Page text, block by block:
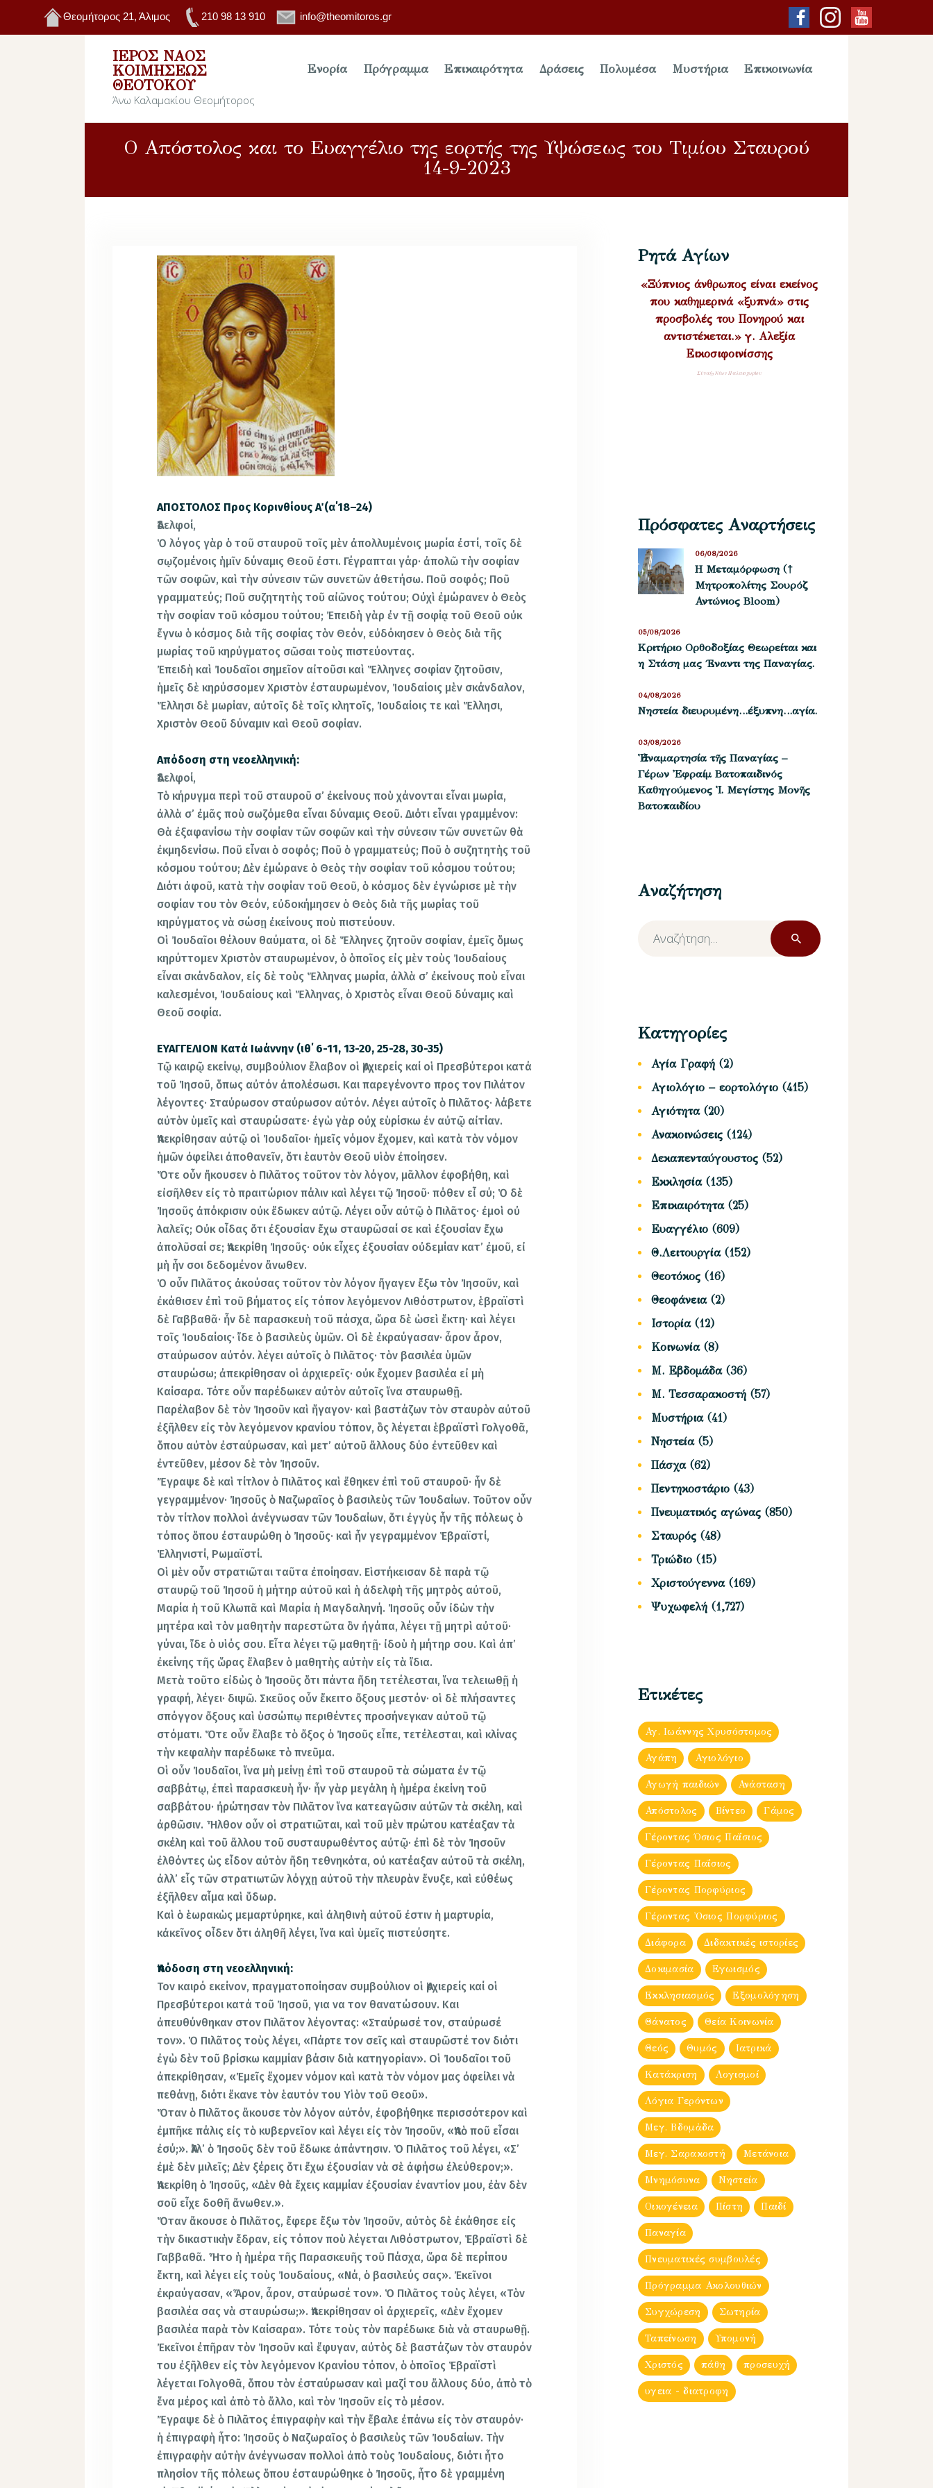
Θεομήτορος 21, Άλιμος 210 98 13 910 info@theomitoros.gr
ΙΕΡΌΣ ΝΑΌΣ
ΚΟΙΜΉΣΕΩΣ
ΘΕΟΤΌΚΟΥ
Άνω Καλαμακίου Θεομήτορος
Ενορία Πρόγραμμα Επικαιρότητα Δράσεις Πολυμέσα Μυστήρια Επικοινωνία
Ο Απόστολος και το Ευαγγέλιο της εορτής της Υψώσεως του Τιμίου Σταυρού
14-9-2023
ΑΠΟΣΤΟΛΟΣ Προς Κορινθίους Α΄ (α΄18–24)
Ἀδελφοί,
Ὁ λόγος γὰρ ὁ τοῦ σταυροῦ τοῖς μὲν ἀπολλυμένοις μωρία ἐστί, τοῖς δὲ
σῳζομένοις ἡμῖν δύναμις Θεοῦ ἐστι. Γέγραπται γάρ· ἀπολῶ τὴν σοφίαν
τῶν σοφῶν, καὶ τὴν σύνεσιν τῶν συνετῶν ἀθετήσω. Ποῦ σοφός; Ποῦ
γραμματεύς; Ποῦ συζητητὴς τοῦ αἰῶνος τούτου; Οὐχὶ ἐμώρανεν ὁ Θεὸς
τὴν σοφίαν τοῦ κόσμου τούτου; Ἐπειδὴ γὰρ ἐν τῇ σοφίᾳ τοῦ Θεοῦ οὐκ
ἔγνω ὁ κόσμος διὰ τῆς σοφίας τὸν Θεόν, εὐδόκησεν ὁ Θεὸς διὰ τῆς
μωρίας τοῦ κηρύγματος σῶσαι τοὺς πιστεύοντας.
Ἐπειδὴ καὶ Ἰουδαῖοι σημεῖον αἰτοῦσι καὶ Ἕλληνες σοφίαν ζητοῦσιν,
ἡμεῖς δὲ κηρύσσομεν Χριστὸν ἐσταυρωμένον, Ἰουδαίοις μὲν σκάνδαλον,
Ἕλλησι δὲ μωρίαν, αὐτοῖς δὲ τοῖς κλητοῖς, Ἰουδαίοις τε καὶ Ἕλλησι,
Χριστὸν Θεοῦ δύναμιν καὶ Θεοῦ σοφίαν.
Απόδοση στη νεοελληνική:
Ἀδελφοί,
Τὸ κήρυγμα περὶ τοῦ σταυροῦ σ’ ἐκείνους ποὺ χάνονται εἶναι μωρία,
ἀλλὰ σ’ ἐμᾶς ποὺ σωζόμεθα εἶναι δύναμις Θεοῦ. Διότι εἶναι γραμμένον:
Θὰ ἐξαφανίσω τὴν σοφίαν τῶν σοφῶν καὶ τὴν σύνεσιν τῶν συνετῶν θὰ
ἐκμηδενίσω. Ποῦ εἶναι ὁ σοφός; Ποῦ ὁ γραμματεύς; Ποῦ ὁ συζητητὴς τοῦ
κόσμου τούτου; Δὲν ἐμώρανε ὁ Θεὸς τὴν σοφίαν τοῦ κόσμου τούτου;
Διότι ἀφοῦ, κατὰ τὴν σοφίαν τοῦ Θεοῦ, ὁ κόσμος δὲν ἐγνώρισε μὲ τὴν
σοφίαν του τὸν Θεόν, εὐδοκήμησεν ὁ Θεὸς διὰ τῆς μωρίας τοῦ
κηρύγματος νὰ σώσῃ ἐκείνους ποὺ πιστεύουν.
Οἱ Ἰουδαῖοι θέλουν θαύματα, οἱ δὲ Ἕλληνες ζητοῦν σοφίαν, ἐμεῖς ὅμως
κηρύττομεν Χριστὸν σταυρωμένον, ὁ ὁποῖος εἰς μὲν τοὺς Ἰουδαίους
εἶναι σκάνδαλον, εἰς δὲ τοὺς Ἕλληνας μωρία, ἀλλὰ σ’ ἐκείνους ποὺ εἶναι
καλεσμένοι, Ἰουδαίους καὶ Ἕλληνας, ὁ Χριστὸς εἶναι Θεοῦ δύναμις καὶ
Θεοῦ σοφία.
ΕΥΑΓΓΕΛΙΟΝ Κατά Ιωάννην (ιθ΄ 6-11, 13-20, 25-28, 30-35)
Τῷ καιρῷ εκείνῳ, συμβούλιον ἔλαβον οἱ Ἀρχιερείς καί οἱ Πρεσβύτεροι κατά
τοῦ Ἰησοῦ, ὅπως αὐτόν ἀπολέσωσι. Και παρεγένοντο προς τον Πιλάτον
λέγοντες· Σταύρωσον σταύρωσον αὐτόν. Λέγει αὐτοῖς ὁ Πιλᾶτος· λάβετε
αὐτὸν ὑμεῖς καὶ σταυρώσατε· ἐγὼ γὰρ οὐχ εὑρίσκω ἐν αὐτῷ αἰτίαν.
Ἀπεκρίθησαν αὐτῷ οἱ Ἰουδαῖοι· ἡμεῖς νόμον ἔχομεν, καὶ κατὰ τὸν νόμον
ἡμῶν ὀφείλει ἀποθανεῖν, ὅτι ἑαυτὸν Θεοῦ υἱὸν ἐποίησεν.
Ὅτε οὖν ἤκουσεν ὁ Πιλᾶτος τοῦτον τὸν λόγον, μᾶλλον ἐφοβήθη, καὶ
εἰσῆλθεν εἰς τὸ πραιτώριον πάλιν καὶ λέγει τῷ Ἰησοῦ· πόθεν εἶ σύ; Ὁ δὲ
Ἰησοῦς ἀπόκρισιν οὐκ ἔδωκεν αὐτῷ. Λέγει οὖν αὐτῷ ὁ Πιλᾶτος· ἐμοὶ οὐ
λαλεῖς; Οὐκ οἶδας ὅτι ἐξουσίαν ἔχω σταυρῶσαί σε καὶ ἐξουσίαν ἔχω
ἀπολῦσαί σε; Ἀπεκρίθη Ἰησοῦς· οὐκ εἶχες ἐξουσίαν οὐδεμίαν κατ’ ἐμοῦ, εἰ
μὴ ἦν σοι δεδομένον ἄνωθεν.
Ὁ οὖν Πιλᾶτος ἀκούσας τοῦτον τὸν λόγον ἤγαγεν ἔξω τὸν Ἰησοῦν, καὶ
ἐκάθισεν ἐπὶ τοῦ βήματος εἰς τόπον λεγόμενον Λιθόστρωτον, ἑβραϊστὶ
δὲ Γαββαθᾶ· ἦν δὲ παρασκευὴ τοῦ πάσχα, ὥρα δὲ ὡσεὶ ἕκτη· καὶ λέγει
τοῖς Ἰουδαίοις· ἴδε ὁ βασιλεὺς ὑμῶν. Οἱ δὲ ἐκραύγασαν· ἆρον ἆρον,
σταύρωσον αὐτόν. λέγει αὐτοῖς ὁ Πιλᾶτος· τὸν βασιλέα ὑμῶν
σταυρώσω; ἀπεκρίθησαν οἱ ἀρχιερεῖς· οὐκ ἔχομεν βασιλέα εἰ μὴ
Καίσαρα. Τότε οὖν παρέδωκεν αὐτὸν αὐτοῖς ἵνα σταυρωθῇ.
Παρέλαβον δὲ τὸν Ἰησοῦν καὶ ἤγαγον· καὶ βαστάζων τὸν σταυρὸν αὐτοῦ
ἐξῆλθεν εἰς τὸν λεγόμενον κρανίου τόπον, ὃς λέγεται ἑβραϊστὶ Γολγοθᾶ,
ὅπου αὐτὸν ἐσταύρωσαν, καὶ μετ’ αὐτοῦ ἄλλους δύο ἐντεῦθεν καὶ
ἐντεῦθεν, μέσον δὲ τὸν Ἰησοῦν.
Ἔγραψε δὲ καὶ τίτλον ὁ Πιλᾶτος καὶ ἔθηκεν ἐπὶ τοῦ σταυροῦ· ἦν δὲ
γεγραμμένον· Ἰησοῦς ὁ Ναζωραῖος ὁ βασιλεὺς τῶν Ἰουδαίων. Τοῦτον οὖν
τὸν τίτλον πολλοὶ ἀνέγνωσαν τῶν Ἰουδαίων, ὅτι ἐγγὺς ἦν τῆς πόλεως ὁ
τόπος ὅπου ἐσταυρώθη ὁ Ἰησοῦς· καὶ ἦν γεγραμμένον Ἑβραϊστί,
Ἑλληνιστί, Ρωμαϊστί.
Οἱ μὲν οὖν στρατιῶται ταῦτα ἐποίησαν. Εἱστήκεισαν δὲ παρὰ τῷ
σταυρῷ τοῦ Ἰησοῦ ἡ μήτηρ αὐτοῦ καὶ ἡ ἀδελφὴ τῆς μητρὸς αὐτοῦ,
Μαρία ἡ τοῦ Κλωπᾶ καὶ Μαρία ἡ Μαγδαληνή. Ἰησοῦς οὖν ἰδὼν τὴν
μητέρα καὶ τὸν μαθητὴν παρεστῶτα ὃν ἠγάπα, λέγει τῇ μητρὶ αὐτοῦ·
γύναι, ἴδε ὁ υἱός σου. Εἶτα λέγει τῷ μαθητῇ· ἰδοὺ ἡ μήτηρ σου. Καὶ ἀπ’
ἐκείνης τῆς ὥρας ἔλαβεν ὁ μαθητὴς αὐτὴν εἰς τὰ ἴδια.
Μετὰ τοῦτο εἰδὼς ὁ Ἰησοῦς ὅτι πάντα ἤδη τετέλεσται, ἵνα τελειωθῇ ἡ
γραφή, λέγει· διψῶ. Σκεῦος οὖν ἔκειτο ὄξους μεστόν· οἱ δὲ πλήσαντες
σπόγγον ὄξους καὶ ὑσσώπῳ περιθέντες προσήνεγκαν αὐτοῦ τῷ
στόματι. Ὅτε οὖν ἔλαβε τὸ ὄξος ὁ Ἰησοῦς εἶπε, τετέλεσται, καὶ κλίνας
τὴν κεφαλὴν παρέδωκε τὸ πνεῦμα.
Οἱ οὖν Ἰουδαῖοι, ἵνα μὴ μείνῃ ἐπὶ τοῦ σταυροῦ τὰ σώματα ἐν τῷ
σαββάτῳ, ἐπεὶ παρασκευὴ ἦν· ἦν γὰρ μεγάλη ἡ ἡμέρα ἐκείνη τοῦ
σαββάτου· ἠρώτησαν τὸν Πιλᾶτον ἵνα κατεαγῶσιν αὐτῶν τὰ σκέλη, καὶ
ἀρθῶσιν. Ἦλθον οὖν οἱ στρατιῶται, καὶ τοῦ μὲν πρώτου κατέαξαν τὰ
σκέλη καὶ τοῦ ἄλλου τοῦ συσταυρωθέντος αὐτῷ· ἐπὶ δὲ τὸν Ἰησοῦν
ἐλθόντες ὡς εἶδον αὐτὸν ἤδη τεθνηκότα, οὐ κατέαξαν αὐτοῦ τὰ σκέλη,
ἀλλ’ εἷς τῶν στρατιωτῶν λόγχῃ αὐτοῦ τὴν πλευρὰν ἔνυξε, καὶ εὐθέως
ἐξῆλθεν αἷμα καὶ ὕδωρ.
Καὶ ὁ ἑωρακὼς μεμαρτύρηκε, καὶ ἀληθινὴ αὐτοῦ ἐστιν ἡ μαρτυρία,
κἀκεῖνος οἶδεν ὅτι ἀληθῆ λέγει, ἵνα καὶ ὑμεῖς πιστεύσητε.
Ἀπόδοση στη νεοελληνική:
Τον καιρό εκείνον, πραγματοποίησαν συμβούλιον οἱ Ἀρχιερείς καί οἱ
Πρεσβύτεροι κατά τοῦ Ἰησοῦ, για να τον θανατώσουν. Και
ἀπευθύνθηκαν στον Πιλᾶτον λέγοντας: «Σταύρωσέ τον, σταύρωσέ
τον». Ὁ Πιλᾶτος τοὺς λέγει, «Πάρτε τον σεῖς καὶ σταυρῶστέ τον διότι
ἐγὼ δὲν τοῦ βρίσκω καμμίαν βάσιν διὰ κατηγορίαν». Οἱ Ἰουδαῖοι τοῦ
ἀπεκρίθησαν, «Ἐμεῖς ἔχομεν νόμον καὶ κατὰ τὸν νόμον μας ὀφείλει νὰ
πεθάνῃ, διότι ἔκανε τὸν ἑαυτόν του Υἱὸν τοῦ Θεοῦ».
Ὅταν ὁ Πιλᾶτος ἄκουσε τὸν λόγον αὐτόν, ἐφοβήθηκε περισσότερον καὶ
ἐμπῆκε πάλις εἰς τὸ κυβερνεῖον καὶ λέγει εἰς τὸν Ἰησοῦν, «Ἀπὸ ποῦ εἶσαι
ἐσύ;». Ἀλλ’ ὁ Ἰησοῦς δὲν τοῦ ἔδωκε ἀπάντησιν. Ὁ Πιλᾶτος τοῦ λέγει, «Σ’
ἐμὲ δὲν μιλεῖς; Δὲν ξέρεις ὅτι ἔχω ἐξουσίαν νὰ σὲ ἀφήσω ἐλεύθερον;».
Ἀπεκρίθη ὁ Ἰησοῦς, «Δὲν θὰ ἔχεις καμμίαν ἐξουσίαν ἐναντίον μου, ἐὰν δὲν
σοῦ εἶχε δοθῆ ἄνωθεν.».
Ὅταν ἄκουσε ὁ Πιλᾶτος, ἔφερε ἔξω τὸν Ἰησοῦν, αὐτὸς δὲ ἐκάθησε εἰς
τὴν δικαστικὴν ἕδραν, εἰς τόπον ποὺ λέγεται Λιθόστρωτον, Ἑβραϊστὶ δὲ
Γαββαθᾶ. Ἦτο ἡ ἡμέρα τῆς Παρασκευῆς τοῦ Πάσχα, ὥρα δὲ περίπου
ἕκτη, καὶ λέγει εἰς τοὺς Ἰουδαίους, «Νά, ὁ βασιλεύς σας». Ἐκεῖνοι
ἐκραύγασαν, «Ἆρον, ἆρον, σταύρωσέ τον». Ὁ Πιλᾶτος τοὺς λέγει, «Τὸν
βασιλέα σας νὰ σταυρώσω;». Ἀπεκρίθησαν οἱ ἀρχιερεῖς, «Δὲν ἔχομεν
βασιλέα παρὰ τὸν Καίσαρα». Τότε τοὺς τὸν παρέδωκε διὰ νὰ σταυρωθῇ.
Ἐκεῖνοι ἐπῆραν τὸν Ἰησοῦν καὶ ἔφυγαν, αὐτὸς δὲ βαστάζων τὸν σταυρόν
του ἐξῆλθεν εἰς τὸν λεγόμενον Κρανίου τόπον, ὁ ὁποῖος Ἑβραϊστὶ
λέγεται Γολγοθᾶ, ὅπου τὸν ἐσταύρωσαν καὶ μαζί του ἄλλους δύο, ἀπὸ τὸ
ἕνα μέρος καὶ ἀπὸ τὸ ἄλλο, καὶ τὸν Ἰησοῦν εἰς τὸ μέσον.
Ἔγραψε δὲ ὁ Πιλᾶτος ἐπιγραφὴν καὶ τὴν ἔβαλε ἐπάνω εἰς τὸν σταυρόν·
ἡ ἐπιγραφὴ ἦτο: Ἰησοῦς ὁ Ναζωραῖος ὁ βασιλεὺς τῶν Ἰουδαίων. Τὴν
ἐπιγραφὴν αὐτὴν ἀνέγνωσαν πολλοὶ ἀπὸ τοὺς Ἰουδαίους, διότι ἦτο
πλησίον τῆς πόλεως ὅπου ἐσταυρώθηκε ὁ Ἰησοῦς, ἦτο δὲ γραμμένη
Ρητά Αγίων
«Ξύπνιος άνθρωπος είναι εκείνος
που καθημερινά «ξυπνά» στις
προσβολές του Πονηρού και
αντιστέκεται.» γ. Αλεξία
Εικοσιφοινίσσης
Σύναξη Νέων Παλαιοχωρίου
Πρόσφατες Αναρτήσεις
Η Μεταμόρφωση (†
Μητροπολίτης Σουρόζ
Αντώνιος Bloom)
06/08/2026
Kριτήριο Oρθοδοξίας Θεωρείται και
η Στάση μας ΄Εναντι της Παναγίας.
05/08/2026
Νηστεία διευρυμένη…έξυπνη…αγία.
04/08/2026
Ἡ ἀναμαρτησία τῆς Παναγίας –
Γέρων Ἐφραίμ Βατοπαιδινός
Καθηγούμενος Ἱ. Μεγίστης Μονῆς
Βατοπαιδίου
03/08/2026
Αναζήτηση
Αναζήτηση
για:
Κατηγορίες
Αγία Γραφή (2)
Αγιολόγιο – εορτολόγιο (415)
Αγιότητα(20)
Ανακοινώσεις (124)
Δεκαπενταύγουστος (52)
Εκκλησία(135)
Επικαιρότητα(25)
Ευαγγέλιο (609)
Θ.Λειτουργία(152)
Θεοτόκος (16)
Θεοφάνεια(2)
Ιστορία(12)
Κοινωνία(8)
Μ. Εβδομάδα(36)
Μ. Τεσσαρακοστή (57)
Μυστήρια(41)
Νηστεία(5)
Πάσχα(62)
Πεντηκοστάριο (43)
Πνευματικός αγώνας (850)
Σταυρός (48)
Τριώδιο (15)
Χριστούγεννα(169)
Ψυχωφελή (1,727)
Ετικέτες
Αγ. Ιωάννης Χρυσόστομος
Αγάπη Αγιολόγιο
Αγωγή παιδιών Ανάσταση
Απόστολος Βίντεο Γάμος
Γέροντας Όσιος Παΐσιος
Γέροντας Παΐσιος
Γέροντας Πορφύριος
Γέροντας Ὀσιος Πορφύριος
Διάφορα Διδακτικές ιστορίες
Δοκιμασία Εγωισμός
Εκκλησιασμός Εξομολόγηση
Θάνατος Θεία Κοινωνία
Θεός Θυμός Ιατρικά
Κατάκριση Λογισμοί
Λόγια Γερόντων
Μεγ. Βδομἀδα
Μεγ. Σαρακοστή Μετάνοια
Μνημόσυνα Νηστεία
Οικογένεια Πίστη Παιδί
Παναγία
Πνευματικές συμβουλές
Πρόγραμμα Ακολουθιών
Συγχώρεση Σωτηρία
Ταπείνωση Υπομονή
Χριστός πάθη προσευχή
υγεια - διατροφη